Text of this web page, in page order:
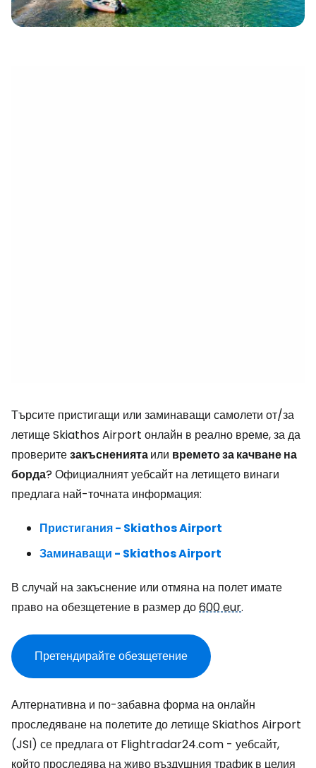
Търсите пристигащи или заминаващи самолети от/за
летище Skiathos Airport онлайн в реално време, за да
проверитезакъснениятаили времето за качване на
борда? Официалният уебсайт на летището винаги
предлага най-точната информация:
Пристигания - Skiathos Airport
Заминаващи - Skiathos Airport
В случай на закъснение или отмяна на полет имате
право на обезщетение в размер до600 eur.
Претендирайте обезщетение
Алтернативна и по-забавна форма на онлайн
проследяване на полетите до летище Skiathos Airport
(JSI) се предлага от Flightradar24.com - уебсайт,
който проследява на живо въздушния трафик в целия